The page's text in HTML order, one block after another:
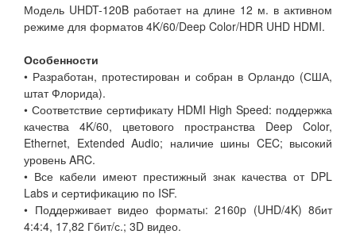
Модель UHDT-120B работает на длине 12 м. в активном
режиме для форматов 4K/60/Deep Color/HDR UHD HDMI.
Особенности
• Разработан, протестирован и собран в Орландо (США,
штат Флорида).
• Соответствие сертификату HDMI High Speed: поддержка
качества 4K/60, цветового пространства Deep Color,
Ethernet, Extended Audio; наличие шины CEC; высокий
уровень ARC.
• Все кабели имеют престижный знак качества от DPL
Labs и сертификацию по ISF.
• Поддерживает видео форматы: 2160p (UHD/4K) 8бит
4:4:4, 17,82 Гбит/с.; 3D видео.